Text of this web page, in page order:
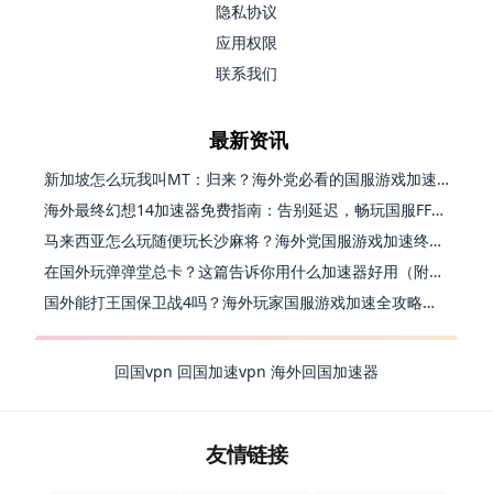
隐私协议
应用权限
联系我们
最新资讯
新加坡怎么玩我叫MT：归来？海外党必看的国服游戏加速指南（附江南百景图王者荣耀：世界优化技巧）
海外最终幻想14加速器免费指南：告别延迟，畅玩国服FF14的正确打开方式
马来西亚怎么玩随便玩长沙麻将？海外党国服游戏加速终极指南（含跑跑无尽冬日解决方案）
在国外玩弹弹堂总卡？这篇告诉你用什么加速器好用（附印尼玩模拟农场流放之路秘籍）
国外能打王国保卫战4吗？海外玩家国服游戏加速全攻略（附实测推荐）
回国vpn 回国加速vpn 海外回国加速器
友情链接